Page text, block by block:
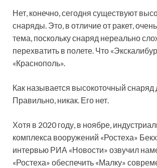
Нет, конечно, сегодня существуют
снаряды. Это, в отличие от ракет,
тема, поскольку снаряд нереально
перехватить в полете. Что
«Краснополь».
Как называется высокоточный снаряд
Правильно, никак. Его нет.
Хотя в 2020 году, в ноябре,
комплекса вооружений «Ростеха»
интервью РИА «Новости» озвучил
«Ростеха» обеспечить «Малку»